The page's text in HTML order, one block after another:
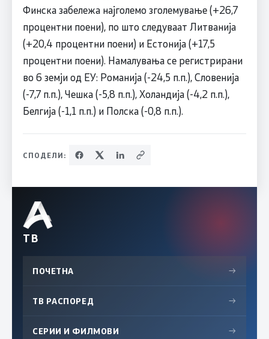
Финска забележа најголемо зголемување (+26,7
процентни поени), по што следуваат Литванија
(+20,4 процентни поени) и Естонија (+17,5
процентни поени). Намалувања се регистрирани
во 6 земји од ЕУ: Романија (-24,5 п.п.), Словенија
(-7,7 п.п.), Чешка (-5,8 п.п.), Холандија (-4,2 п.п.),
Белгија (-1,1 п.п.) и Полска (-0,8 п.п.).
СПОДЕЛИ:
ТВ
ПОЧЕТНА →
ТВ РАСПОРЕД →
СЕРИИ И ФИЛМОВИ →